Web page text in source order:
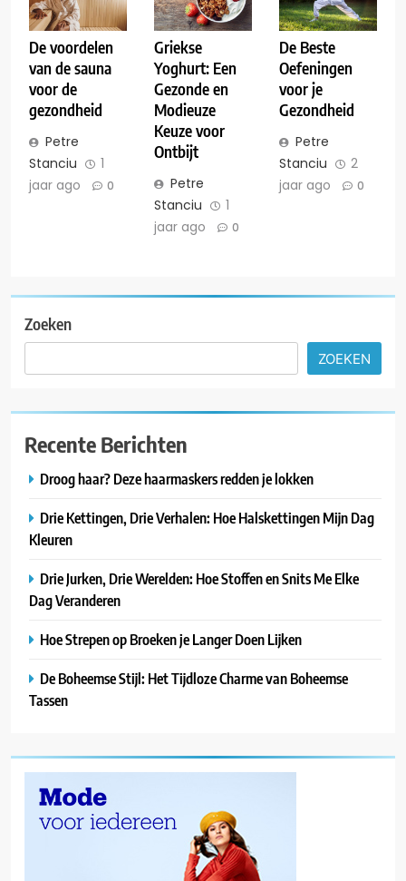
De voordelen
van de sauna
voor de
gezondheid
Petre
Stanciu
1
jaar ago
0
Griekse
Yoghurt: Een
Gezonde en
Modieuze
Keuze voor
Ontbijt
Petre
Stanciu
1
jaar ago
0
De Beste
Oefeningen
voor je
Gezondheid
Petre
Stanciu
2
jaar ago
0
Zoeken
ZOEKEN
Recente Berichten
Droog haar? Deze haarmaskers redden je lokken
Drie Kettingen, Drie Verhalen: Hoe Halskettingen Mijn Dag
Kleuren
Drie Jurken, Drie Werelden: Hoe Stoffen en Snits Me Elke
Dag Veranderen
Hoe Strepen op Broeken je Langer Doen Lijken
De Boheemse Stijl: Het Tijdloze Charme van Boheemse
Tassen